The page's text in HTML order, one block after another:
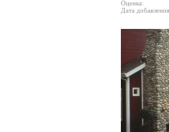
Оценка:
Дата